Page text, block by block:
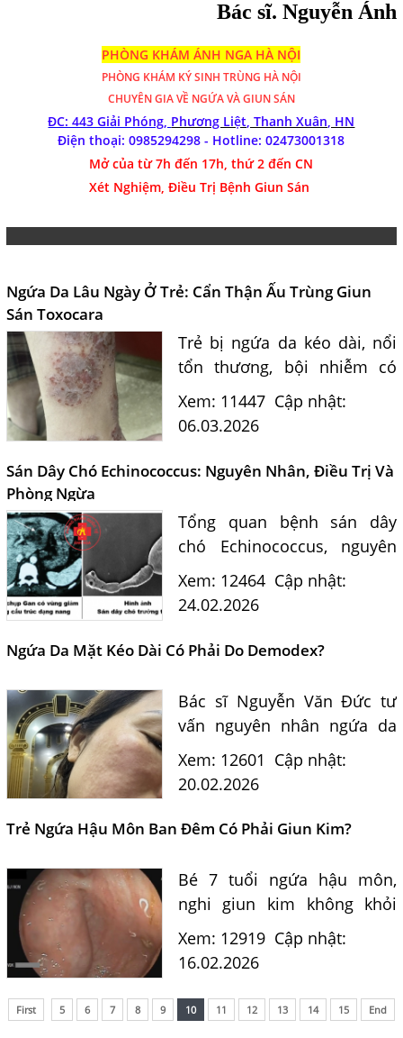
Bác sĩ. Nguyễn Ánh
PHÒNG KHÁM ÁNH NGA HÀ NỘI
PHÒNG KHÁM KÝ SINH TRÙNG HÀ NỘI
CHUYÊN GIA VỀ NGỨA VÀ GIUN SÁN
ĐC: 443 Giải Phóng, Phương Liệt, Thanh Xuân, HN
Điện thoại: 0985294298 - Hotline:02473001318
Mở của từ 7h đến 17h, thứ 2 đến CN
Xét Nghiệm, Điều Trị Bệnh Giun Sán
Ngứa Da Lâu Ngày Ở Trẻ: Cẩn Thận Ấu Trùng Giun
Sán Toxocara
Trẻ bị ngứa da kéo dài, nổi
tổn thương, bội nhiễm có
thể liên quan ấu trùng giun
đũa chó mèo Toxocara. Bác
xét nghiệm và phòng ngừa...
Xem: 11447 Cập nhật:
06.03.2026
Sán Dây Chó Echinococcus: Nguyên Nhân, Điều Trị Và
Phòng Ngừa
Tổng quan bệnh sán dây
chó Echinococcus, nguyên
nhân lây nhiễm, cách điều
trị hiệu quả tại Phòng khám
hướng dẫn phòng ngừa an
Xem: 12464 Cập nhật:
24.02.2026
Ngứa Da Mặt Kéo Dài Có Phải Do Demodex?
Bác sĩ Nguyễn Văn Đức tư
vấn nguyên nhân ngứa da
mặt kéo dài nghi do
Demodex, con đường lây
hướng điều trị hiệu quả tại
Xem: 12601 Cập nhật:
20.02.2026
Trẻ Ngứa Hậu Môn Ban Đêm Có Phải Giun Kim?
Bé 7 tuổi ngứa hậu môn,
nghi giun kim không khỏi
sau tẩy giun? Tiến sĩ Bác sĩ
Nguyễn Hằng Lan tư vấn
và phòng lây nhiễm hiệu
quả.
Xem: 12919 Cập nhật:
16.02.2026
First 5 6 7 8 9 10 11 12 13 14 15 End